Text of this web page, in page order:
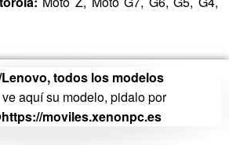
todos los modelos
aquí su modelo, pidalo por
moviles.xenonpc.es